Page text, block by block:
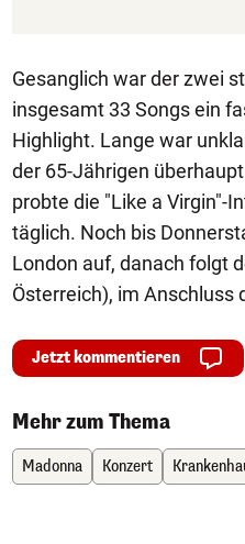
Gesanglich war der zwei
insgesamt 33 Songs ein
Highlight. Lange war
der 65-Jährigen
probte die "Like a Virgin"-
täglich. Noch bis
London auf, danach folgt
Österreich), im Anschluss
Jetzt kommentieren
Mehr zum Thema
Madonna Konzert